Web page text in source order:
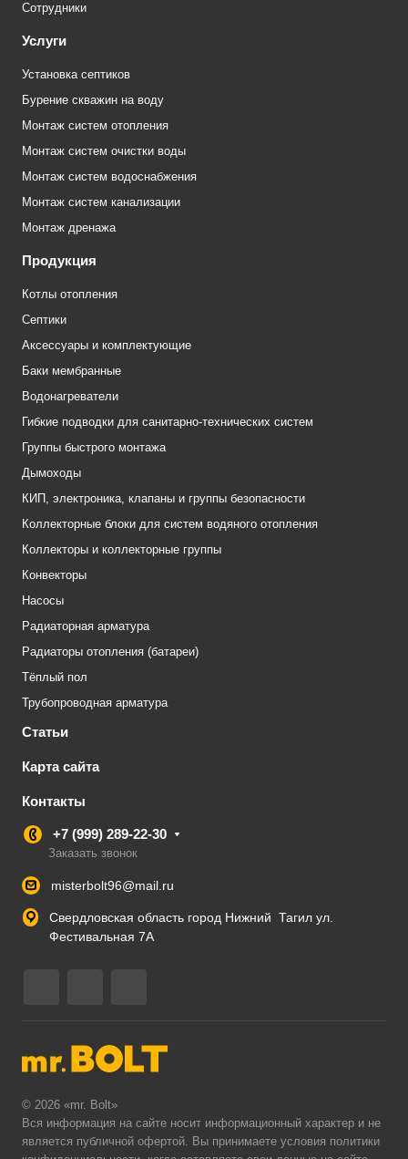
Сотрудники
Услуги
Установка септиков
Бурение скважин на воду
Монтаж систем отопления
Монтаж систем очистки воды
Монтаж систем водоснабжения
Монтаж систем канализации
Монтаж дренажа
Продукция
Котлы отопления
Септики
Аксессуары и комплектующие
Баки мембранные
Водонагреватели
Гибкие подводки для санитарно-технических систем
Группы быстрого монтажа
Дымоходы
КИП, электроника, клапаны и группы безопасности
Коллекторные блоки для систем водяного отопления
Коллекторы и коллекторные группы
Конвекторы
Насосы
Радиаторная арматура
Радиаторы отопления (батареи)
Тёплый пол
Трубопроводная арматура
Статьи
Карта сайта
Контакты
+7 (999) 289-22-30
Заказать звонок
misterbolt96@mail.ru
Свердловская область город Нижний Тагил ул.
Фестивальная 7А
© 2026 «mr. Bolt»
Вся информация на сайте носит информационный характер и не
является публичной офертой. Вы принимаете условия политики